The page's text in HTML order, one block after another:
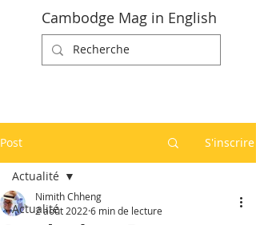
Cambodge Mag in English
Post S'inscrire
Actualité
Actualité
Nimith Chheng
2 août 2022 6 min de lecture